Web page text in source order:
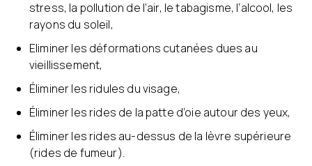
stress, la pollution de l’air, le tabagisme, l’alcool, les
rayons du soleil,
Eliminer les déformations cutanées dues au
vieillissement,
Éliminer les ridules du visage,
Éliminer les rides de la patte d’oie autour des yeux,
Éliminer les rides au-dessus de la lèvre supérieure
(rides de fumeur).